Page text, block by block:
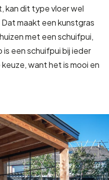
kan dit type vloer wel
maakt een kunstgras
met een schuifpui,
een schuifpui bij ieder
want het is mooi en